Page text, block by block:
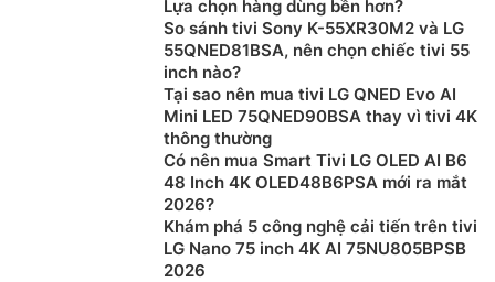
liên tiếp để các tính năng, công nghệ mới được tiếp
Hệ điều hành webOS 25 của LG cũng được tích hợp AI
để cá nhân hóa không gian giải trí của người dùng. Trợ
lý ảo AI Chatbot sẽ giúp người dùng ở mọi độ tuổi sử
dụng tivi dễ dàng hơn. Ngoài điều khiển đi kèm, người
dùng còn có thể kết nối điện thoại với tivi và điều
khiển tiện lợi qua ứng dụng LG ThinQ.
Lựa chọn hàng dùng bền hơn?
So sánh tivi Sony K-55XR30M2 và LG
55QNED81BSA, nên chọn chiếc tivi 55
inch nào?
Tại sao nên mua tivi LG QNED Evo AI
Mini LED 75QNED90BSA thay vì tivi 4K
thông thường
Có nên mua Smart Tivi LG OLED AI B6
48 Inch 4K OLED48B6PSA mới ra mắt
2026?
Khám phá 5 công nghệ cải tiến trên tivi
LG Nano 75 inch 4K AI 75NU805BPSB
2026